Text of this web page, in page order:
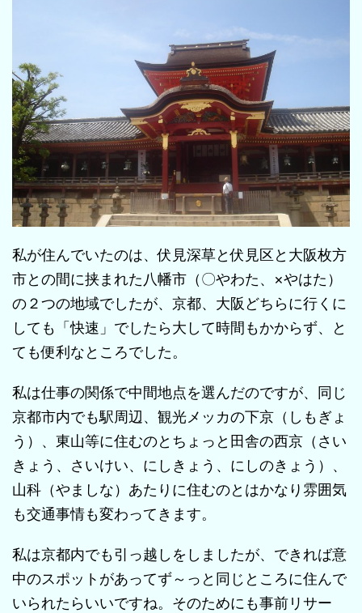
私が住んでいたのは、伏見深草と伏見区と大阪枚方
市との間に挟まれた八幡市（〇やわた、×やはた）
の２つの地域でしたが、京都、大阪どちらに行くに
しても「快速」でしたら大して時間もかからず、と
ても便利なところでした。
私は仕事の関係で中間地点を選んだのですが、同じ
京都市内でも駅周辺、観光メッカの下京（しもぎょ
う）、東山等に住むのとちょっと田舎の西京（さい
きょう、さいけい、にしきょう、にしのきょう）、
山科（やましな）あたりに住むのとはかなり雰囲気
も交通事情も変わってきます。
私は京都内でも引っ越しをしましたが、できれば意
中のスポットがあってず～っと同じところに住んで
いられたらいいですね。そのためにも事前リサー